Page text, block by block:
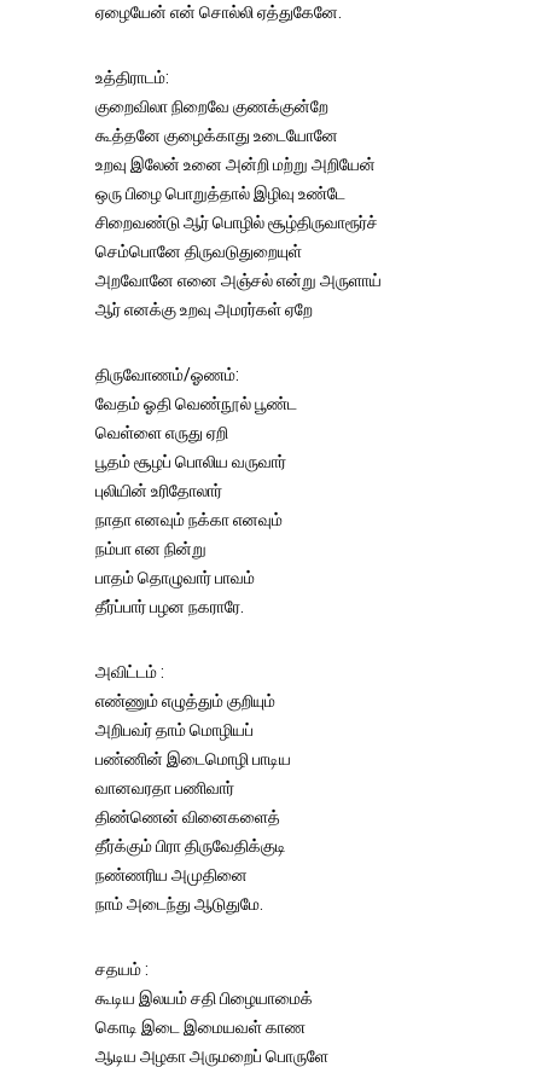
ஏழையேன் என் சொல்லி ஏத்துகேனே.
உத்திராடம்:
குறைவிலா நிறைவே குணக்குன்றே
கூத்தனே குழைக்காது உடையோனே
உறவு இலேன் உனை அன்றி மற்று அறியேன்
ஒரு பிழை பொறுத்தால் இழிவு உண்டே
சிறைவண்டு ஆர் பொழில் சூழ்திருவாரூர்ச்
செம்பொனே திருவடுதுறையுள்
அறவோனே எனை அஞ்சல் என்று அருளாய்
ஆர் எனக்கு உறவு அமரர்கள் ஏறே
திருவோணம்/ஓணம்:
வேதம் ஓதி வெண்நூல் பூண்ட
வெள்ளை எருது ஏறி
பூதம் சூழப் பொலிய வருவார்
புலியின் உரிதோலார்
நாதா எனவும் நக்கா எனவும்
நம்பா என நின்று
பாதம் தொழுவார் பாவம்
தீர்ப்பார் பழன நகராரே.
அவிட்டம் :
எண்ணும் எழுத்தும் குறியும்
அறிபவர் தாம் மொழியப்
பண்ணின் இடைமொழி பாடிய
வானவரதா பணிவார்
திண்ணென் வினைகளைத்
தீர்க்கும் பிரா திருவேதிக்குடி
நண்ணரிய அமுதினை
நாம் அடைந்து ஆடுதுமே.
சதயம் :
கூடிய இலயம் சதி பிழையாமைக்
கொடி இடை இமையவள் காண
ஆடிய அழகா அருமறைப் பொருளே